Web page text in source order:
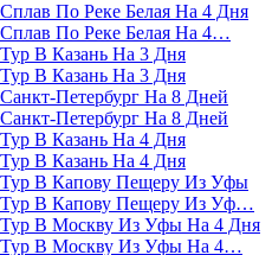
Сплав По Реке Белая На 4 Дня
Сплав По Реке Белая На 4…
Тур В Казань На 3 Дня
Тур В Казань На 3 Дня
Санкт-Петербург На 8 Дней
Санкт-Петербург На 8 Дней
Тур В Казань На 4 Дня
Тур В Казань На 4 Дня
Тур В Капову Пещеру Из Уфы
Тур В Капову Пещеру Из Уф…
Тур В Москву Из Уфы На 4 Дня
Тур В Москву Из Уфы На 4…